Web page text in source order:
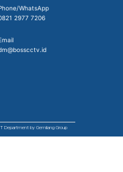
WhatsApp
2977 7206
Department by Gemilang Group